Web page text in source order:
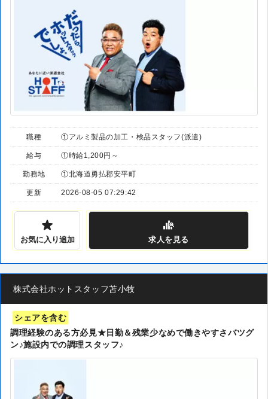
職種 ①アルミ製品の加工・検品スタッフ(派遣)
給与 ①時給1,200円～
勤務地 ①北海道勇払郡安平町
更新 2026-08-05 07:29:42
お気に入り追加 求人を見る
株式会社ホットスタッフ苫小牧
シェアを含む
調理経験のある方必見★日勤＆残業少なめで働きやすさバツグ
ン♪施設内での調理スタッフ♪